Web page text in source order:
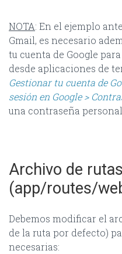
NOTA: En el ejemplo
Gmail, es necesario
tu cuenta de Google
desde aplicaciones de
Gestionar tu cuenta de
sesión en Google >
una contraseña
Archivo de rutas
(app/routes/
Debemos modificar el
de la ruta por defecto)
necesarias: